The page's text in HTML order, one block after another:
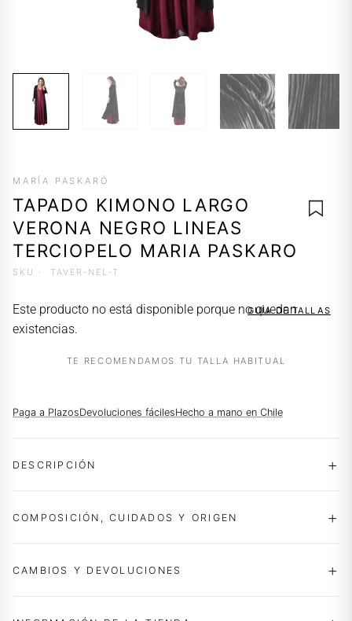
MARÍA PASKARÓ
TAPADO KIMONO LARGO
VERONA NEGRO LINEAS
TERCIOPELO MARIA PASKARO
SKU · TAVER-NEL-T
GUÍA DE TALLAS
Este producto no está disponible porque no quedan
existencias.
TE RECOMENDAMOS TU TALLA HABITUAL
Paga a PlazosDevoluciones fácilesHecho a mano en Chile
DESCRIPCIÓN
COMPOSICIÓN, CUIDADOS Y ORIGEN
CAMBIOS Y DEVOLUCIONES